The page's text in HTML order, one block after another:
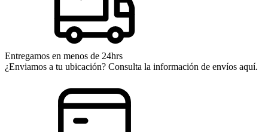
Entregamos en menos de 24hrs
¿Enviamos a tu ubicación? Consulta la información de envíos aquí.